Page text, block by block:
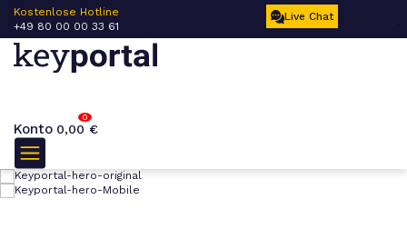
Kostenlose Hotline
+49 80 00 00 33 61
Live Chat
Konto
0
0,00 €